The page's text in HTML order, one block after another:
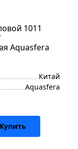
1011
Aquasfera
Китай
Aquasfera
Купить